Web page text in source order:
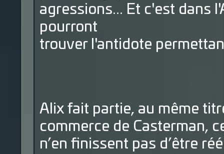
agressions... Et c'est dans
pourront
trouver l'antidote
Alix fait partie, au même
commerce de Casterman,
n’en finissent pas d’être